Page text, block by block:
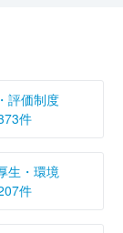
評価制度
件
生・環境
件